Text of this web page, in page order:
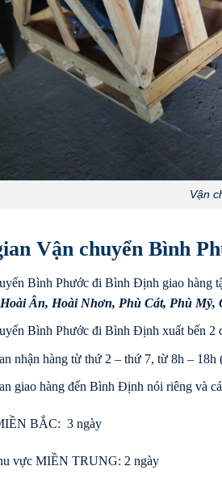
Vận
Vận chuyển Bình
Bình Phước đi Bình Định giao hàng
Hoài Ân, Hoài Nhơn, Phù Cát, Phù Mỹ,
Bình Phước đi Bình Định xuất bến 2
nhận hàng từ thứ 2 – thứ 7, từ 8h –
giao hàng đến Bình Định nói riêng và
BẮC: 3 ngày
vực MIỀN TRUNG: 2 ngày